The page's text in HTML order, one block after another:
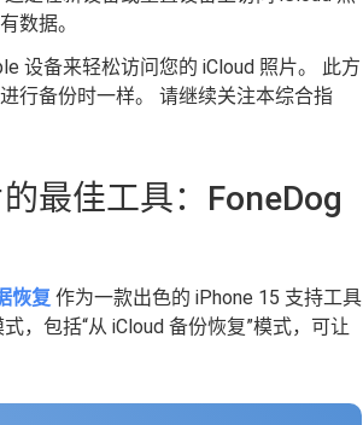
数据。
设备来轻松访问您的 iCloud 照片。 此方
行备份时一样。 请继续关注本综合指
最佳工具：FoneDog
恢复 作为一款出色的 iPhone 15 支持工具
，包括“从 iCloud 备份恢复”模式，可让